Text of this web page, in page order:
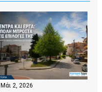
Μάι 2, 2026